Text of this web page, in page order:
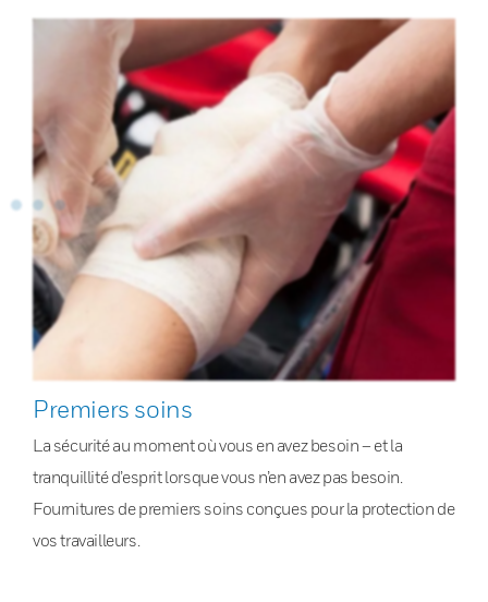
Premiers soins
La sécurité au moment où vous en avez besoin – et la
tranquillité d’esprit lorsque vous n’en avez pas besoin.
Fournitures de premiers soins conçues pour la protection de
vos travailleurs.